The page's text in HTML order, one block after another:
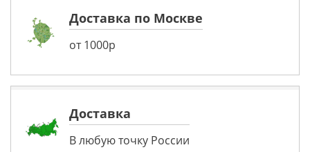
Доставка по Москве
от 1000р
Доставка
В любую точку России